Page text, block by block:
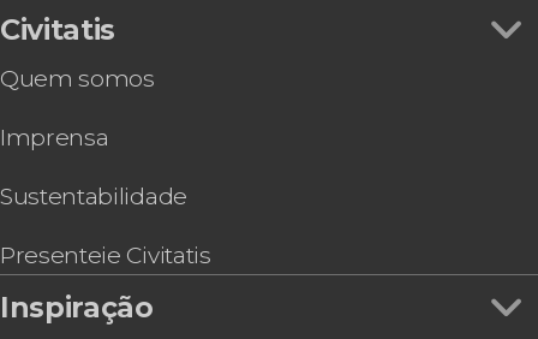
Civitatis
Quem somos
Imprensa
Sustentabilidade
Presenteie Civitatis
Inspiração